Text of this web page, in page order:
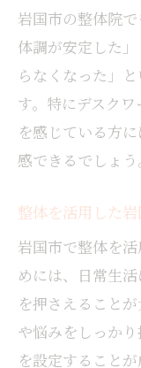
整体施
整体選び
ス内容
予約や
マッサージ
整体とマ
徴比較
整体とマ
整体の根
ション効
整体と
岩国市の整体院で
体調が安定した
らなくなった」
す。特にデスク
を感じている方
感できるでしょう
整体を活用した
岩国市で整体を
めには、日常生
を押さえること
や悩みをしっか
を設定すること